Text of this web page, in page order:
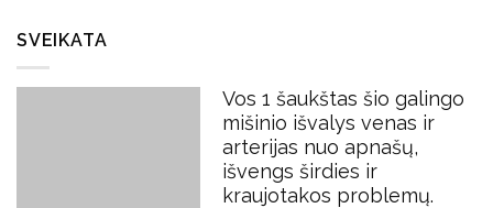
SVEIKATA
Vos 1 šaukštas šio galingo
mišinio išvalys venas ir
arterijas nuo apnašų,
išvengs širdies ir
kraujotakos problemų.